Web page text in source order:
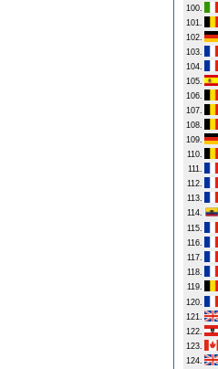
100.
101.
102.
103.
104.
105.
106.
107.
108.
109.
110.
111.
112.
113.
114.
115.
116.
117.
118.
119.
120.
121.
122.
123.
124.